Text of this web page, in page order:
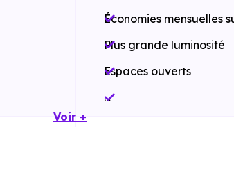
Économies mensuelles
Plus grande luminosité
Espaces ouverts
…
Voir +